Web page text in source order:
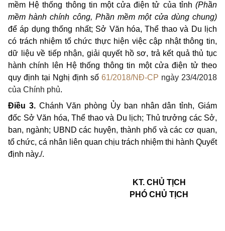
mềm Hệ thống thông tin một cửa điện tử của tỉnh (Phần
mềm hành chính công, Phần mềm một cửa dùng chung)
để áp dụng thống nhất; Sở Văn hóa, Thể thao và Du lịch
có trách nhiệm tổ chức thực hiện việc cập nhật thông tin,
dữ liệu về tiếp nhận, giải quyết hồ sơ, trả kết quả thủ tục
hành chính lên Hệ thống thông tin một cửa điện tử theo
quy định tại Nghị định số 61/2018/NĐ-CP ngày 23/4/2018
của Chính phủ.
Điều 3.Chánh Văn phòng Ủy ban nhân dân tỉnh, Giám
đốc Sở Văn hóa, Thể thao và Du lịch; Thủ trưởng các Sở,
ban, ngành; UBND các huyện, thành phố và các cơ quan,
tổ chức, cá nhân liên quan chịu trách nhiệm thi hành Quyết
định này./.
KT. CHỦ TỊCH
PHÓ CHỦ TỊCH